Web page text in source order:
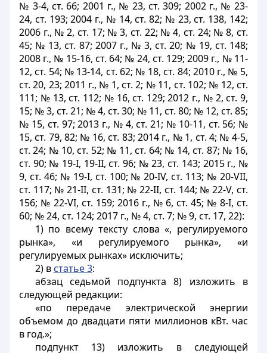
№ 3-4, ст. 66; 2001 г., № 23, ст. 309; 2002 г., № 23-
24, ст. 193; 2004 г., № 14, ст. 82; № 23, ст. 138, 142;
2006 г., № 2, ст. 17; № 3, ст. 22; № 4, ст. 24; № 8, ст.
45; № 13, ст. 87; 2007 г., № 3, ст. 20; № 19, ст. 148;
2008 г., № 15-16, ст. 64; № 24, ст. 129; 2009 г., № 11-
12, ст. 54; № 13-14, ст. 62; № 18, ст. 84; 2010 г., № 5,
ст. 20, 23; 2011 г., № 1, ст. 2; № 11, ст. 102; № 12, ст.
111; № 13, ст. 112; № 16, ст. 129; 2012 г., № 2, ст. 9,
15; № 3, ст. 21; № 4, ст. 30; № 11, ст. 80; № 12, ст. 85;
№ 15, ст. 97; 2013 г., № 4, ст. 21; № 10-11, ст. 56; №
15, ст. 79, 82; № 16, ст. 83; 2014 г., № 1, ст. 4; № 4-5,
ст. 24; № 10, ст. 52; № 11, ст. 64; № 14, ст. 87; № 16,
ст. 90; № 19-I, 19-II, ст. 96; № 23, ст. 143; 2015 г., №
9, ст. 46; № 19-I, ст. 100; № 20-IV, ст. 113; № 20-VII,
ст. 117; № 21-II, ст. 131; № 22-II, ст. 144; № 22-V, ст.
156; № 22-VI, ст. 159; 2016 г., № 6, ст. 45; № 8-I, ст.
60; № 24, ст. 124; 2017 г., № 4, ст. 7; № 9, ст. 17, 22):
1) по всему тексту слова «, регулируемого
рынка», «и регулируемого рынка», «и
регулируемых рынках» исключить;
2) в статье 3:
абзац седьмой подпункта 8) изложить в
следующей редакции:
«по передаче электрической энергии
объемом до двадцати пяти миллионов кВт. час
в год.»;
подпункт 13) изложить в следующей